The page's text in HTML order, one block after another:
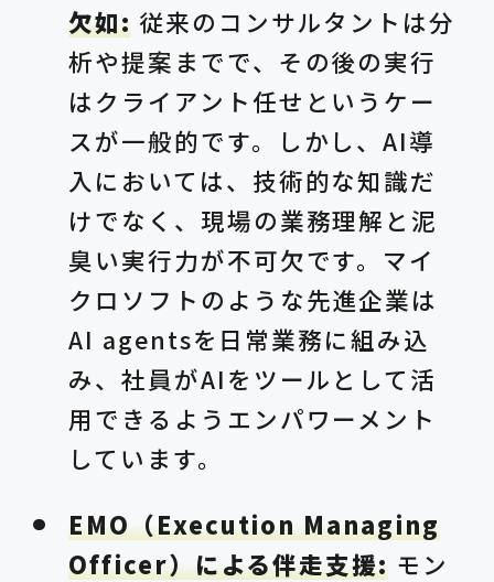
欠如:従来のコンサルタントは分
析や提案までで、その後の実行
はクライアント任せというケー
スが一般的です。しかし、AI導
入においては、技術的な知識だ
けでなく、現場の業務理解と泥
臭い実行力が不可欠です。マイ
クロソフトのような先進企業は
AI agentsを日常業務に組み込
み、社員がAIをツールとして活
用できるようエンパワーメント
しています。
EMO（Execution Managing
Officer）による伴走支援: モン